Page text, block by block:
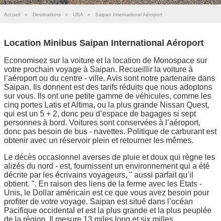
Accueil » Destinations » USA » Saipan International Aéroport
Location Minibus Saipan International Aéroport
Economisez sur la voiture et la location de Monospace sur
votre prochain voyage à Saipan. Recueillir la voiture à
l’aéroport ou du centre - ville. Avis sont notre partenaire dans
Saipan. Ils donnent est des tarifs réduits que nous adoptons
sur vous. Ils ont une petite gamme de véhicules, comme les
cinq portes Latis et Altima, ou la plus grande Nissan Quest,
qui est un 5 + 2, donc peu d’espace de bagages si sept
personnes à bord. Voitures sont conservées à l’aéroport,
donc pas besoin de bus - navettes. Politique de carburant est
obtenir avec un réservoir plein et retourner les mêmes.
Le décès occasionnel averses de pluie et doux qui règne les
alizés du nord - est, fournissent un environnement qui a été
décrite par les écrivains voyageurs, " aussi parfait qu’il
obtient. ". En raison des liens de la ferme avec les Etats -
Unis, le Dollar américain est ce que vous avez besoin pour
profiter de votre voyage. Saipan est situé dans l’océan
Pacifique occidental et est la plus grande et la plus peuplée
de la région. Il mesure 13 miles long et six milles